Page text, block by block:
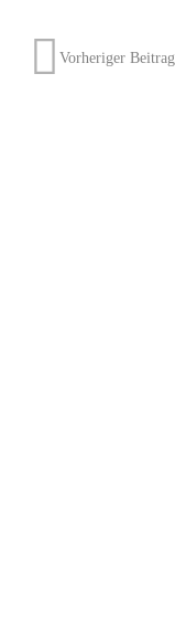
Vorheriger Beitrag